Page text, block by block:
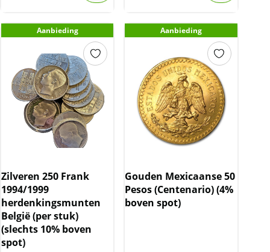
Aanbieding
Zilveren 250 Frank
1994/1999
herdenkingsmunten
België (per stuk)
(slechts 10% boven
spot)
Aanbieding
Gouden Mexicaanse 50
Pesos (Centenario) (4%
boven spot)